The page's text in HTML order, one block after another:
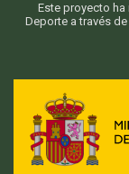
Este proyecto ha
Deporte a través